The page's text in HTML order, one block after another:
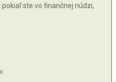
ste vo finančnej núdzi,